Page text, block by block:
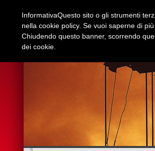
InformativaQuesto sito o gli strumenti
nella cookie policy. Se vuoi saperne di
Chiudendo questo banner, scorrendo
dei cookie.